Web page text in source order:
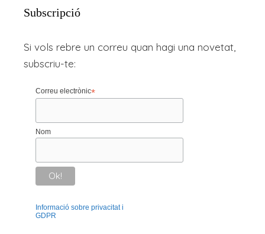
Subscripció
Si vols rebre un correu quan hagi una novetat,
subscriu-te:
Correu electrònic*
Nom
Informació sobre privacitat i
GDPR